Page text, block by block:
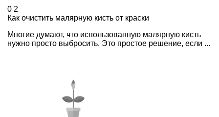
0 2
Как очистить малярную кисть от краски
Многие думают, что использованную малярную кисть
нужно просто выбросить. Это простое решение, если ...